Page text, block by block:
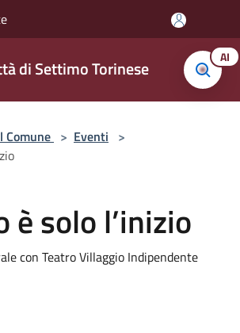
di Settimo Torinese AI
Comune > Eventi >
è solo l’inizio
con Teatro Villaggio Indipendente